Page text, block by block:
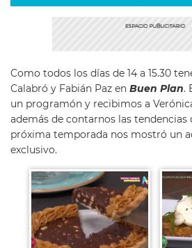
Como todos los días de 14 a 15.30
Calabró y Fabián Paz en Buen Plan.
un programón y recibimos a
además de contarnos las tendencias
próxima temporada nos mostró un
exclusivo.